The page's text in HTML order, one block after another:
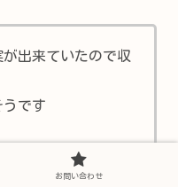
出来ていたので収
です
キッ❕
お問い合わせ